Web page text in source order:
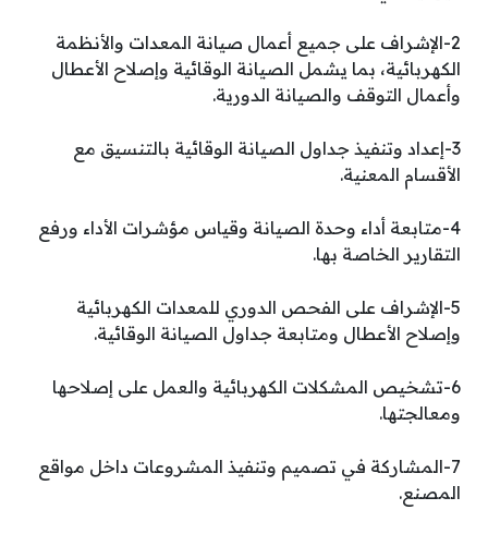
2-الإشراف على جميع أعمال صيانة المعدات والأنظمة
الكهربائية، بما يشمل الصيانة الوقائية وإصلاح الأعطال
وأعمال التوقف والصيانة الدورية.
3-إعداد وتنفيذ جداول الصيانة الوقائية بالتنسيق مع
الأقسام المعنية.
4-متابعة أداء وحدة الصيانة وقياس مؤشرات الأداء ورفع
التقارير الخاصة بها.
5-الإشراف على الفحص الدوري للمعدات الكهربائية
وإصلاح الأعطال ومتابعة جداول الصيانة الوقائية.
6-تشخيص المشكلات الكهربائية والعمل على إصلاحها
ومعالجتها.
7-المشاركة في تصميم وتنفيذ المشروعات داخل مواقع
المصنع.